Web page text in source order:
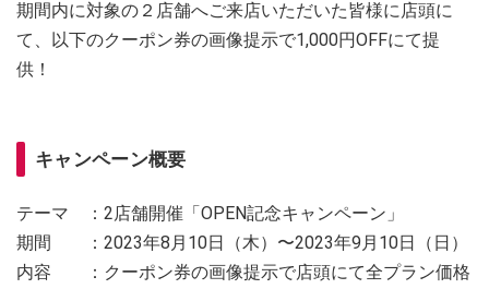
期間内に対象の２店舗へご来店いただいた皆様に店頭に
て、以下のクーポン券の画像提示で1,000円OFFにて提
供！
キャンペーン概要
テーマ ：2店舗開催「OPEN記念キャンペーン」
期間 ：2023年8月10日（木）〜2023年9月10日（日）
内容 ：クーポン券の画像提示で店頭にて全プラン価格